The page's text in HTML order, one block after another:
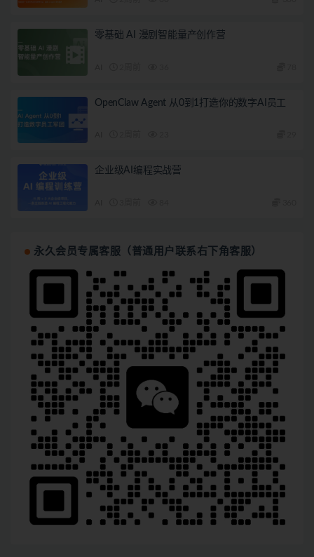
零基础 AI 漫剧智能量产创作营
OpenClaw Agent 从0到1打造你的数字AI员工
企业级AI编程实战营
永久会员专属客服（普通用户联系右下角客服）